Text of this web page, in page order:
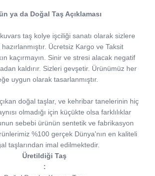
ya da Doğal Taş Açıklaması
taş kolye işciliği sanatı olarak sizlere
Ücretsiz Kargo ve Taksit
kaçırmayın. Sinir ve stresi alacak negatif
kaldırır. Sizleri gevşetir. Ürünümüz her
uygun olarak tasarlanmıştır.
doğal taşlar, ve kehribar tanelerinin hiç
olmadığı için küçükte olsa farklılıklar
sebebi ürünün sentetik ve fabrikasyon
%100 gerçek Dünya'nın en kaliteli
taşlarından imal edilmektedir.
Üretildiği Taş
: